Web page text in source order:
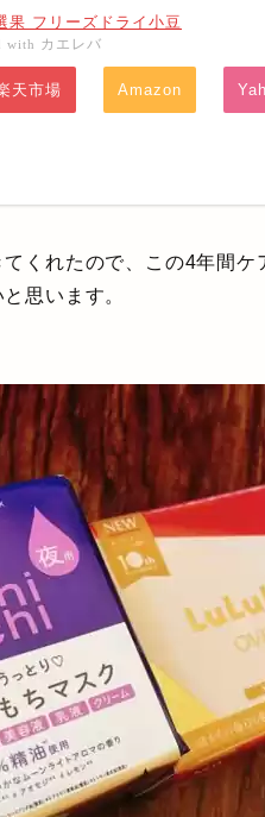
果 フリーズドライ小豆
with カエレバ
天市場 Amazon
くれたので、この4年間ケ
思います。